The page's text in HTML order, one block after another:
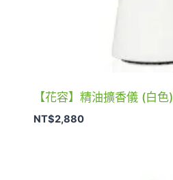
【花容】精油擴香儀 (白色)
NT$2,880